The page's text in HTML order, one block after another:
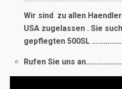
Wir sind zu allen
USA zugelassen . Sie
gepflegten 500SL
Rufen Sie uns